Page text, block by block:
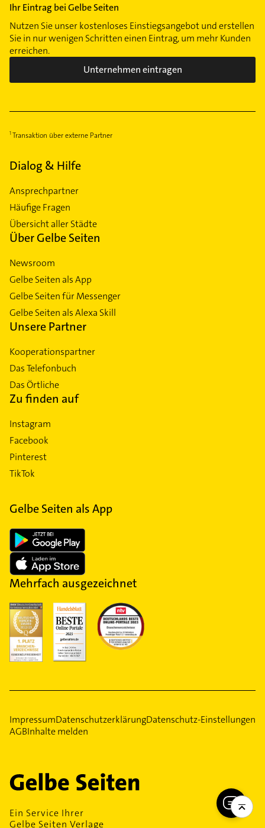
Ihr Eintrag bei Gelbe Seiten
Nutzen Sie unser kostenloses Einstiegsangebot und erstellen
Sie in nur wenigen Schritten einen Eintrag, um mehr Kunden
erreichen.
Unternehmen eintragen
Transaktion über externe Partner
Dialog & Hilfe
Ansprechpartner
Häufige Fragen
Übersicht aller Städte
Über Gelbe Seiten
Newsroom
Gelbe Seiten als App
Gelbe Seiten für Messenger
Gelbe Seiten als Alexa Skill
Unsere Partner
Kooperationspartner
Das Telefonbuch
Das Örtliche
Zu finden auf
Instagram
Facebook
Pinterest
TikTok
Gelbe Seiten als App
Mehrfach ausgezeichnet
ImpressumDatenschutzerklärungDatenschutz-Einstellungen
AGBInhalte melden
Ein Service Ihrer
Gelbe Seiten Verlage